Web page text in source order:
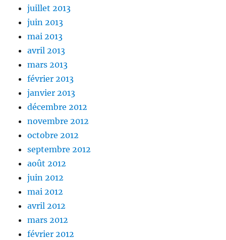
juillet 2013
juin 2013
mai 2013
avril 2013
mars 2013
février 2013
janvier 2013
décembre 2012
novembre 2012
octobre 2012
septembre 2012
août 2012
juin 2012
mai 2012
avril 2012
mars 2012
février 2012